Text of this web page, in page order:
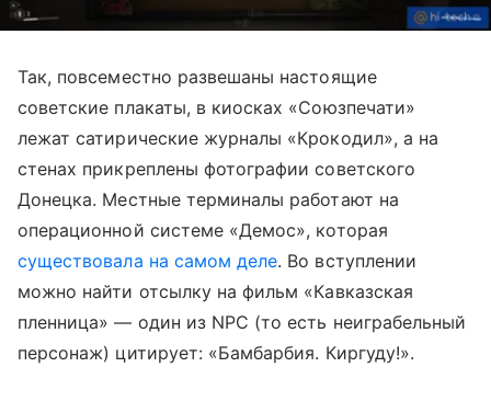
Так, повсеместно развешаны настоящие
советские плакаты, в киосках «Союзпечати»
лежат сатирические журналы «Крокодил», а на
стенах прикреплены фотографии советского
Донецка. Местные терминалы работают на
операционной системе «Демос», которая
существовала на самом деле. Во вступлении
можно найти отсылку на фильм «Кавказская
пленница» — один из NPC (то есть неиграбельный
персонаж) цитирует: «Бамбарбия. Киргуду!».